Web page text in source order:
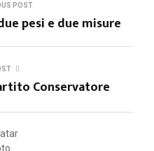
POST
pesi e due misure
Conservatore